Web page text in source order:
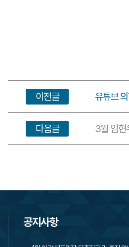
이전글 유튜브
다음글 3월 임현
공지사항